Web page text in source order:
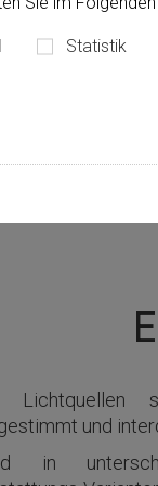
Statistik
Lichtquellen
und
in